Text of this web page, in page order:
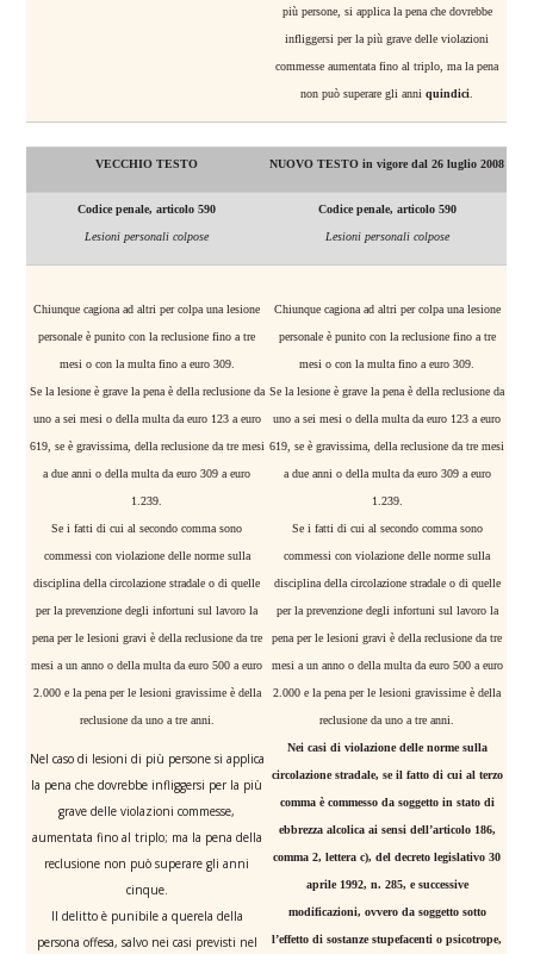
più persone, si applica la pena che dovrebbe
infliggersi per la più grave delle violazioni
commesse aumentata fino al triplo, ma la pena
non può superare gli anniquindici
VECCHIO TESTO NUOVO TESTO in vigore dal 26 luglio 2008
Codice penale, articolo 590
Lesioni personali colpose
Codice penale, articolo 590
Lesioni personali colpose
Chiunque cagiona ad altri per colpa una lesione
personale è punito con la reclusione fino a tre
mesi o con la multa fino a euro 309.
Se la lesione è grave la pena è della reclusione da
uno a sei mesi o della multa da euro 123 a euro
619, se è gravissima, della reclusione da tre mesi
a due anni o della multa da euro 309 a euro
1.239.
Se i fatti di cui al secondo comma sono
commessi con violazione delle norme sulla
disciplina della circolazione stradale o di quelle
per la prevenzione degli infortuni sul lavoro la
pena per le lesioni gravi è della reclusione da tre
mesi a un anno o della multa da euro 500 a euro
2.000 e la pena per le lesioni gravissime è della
reclusione da uno a tre anni.
Nel caso di lesioni di più persone si applica
la pena che dovrebbe infliggersi per la più
grave delle violazioni commesse,
aumentata fino al triplo; ma la pena della
reclusione non può superare gli anni
cinque.
Il delitto è punibile a querela della
persona offesa, salvo nei casi previsti nel
Chiunque cagiona ad altri per colpa una lesione
personale è punito con la reclusione fino a tre
mesi o con la multa fino a euro 309.
Se la lesione è grave la pena è della reclusione da
uno a sei mesi o della multa da euro 123 a euro
619, se è gravissima, della reclusione da tre mesi
a due anni o della multa da euro 309 a euro
1.239.
Se i fatti di cui al secondo comma sono
commessi con violazione delle norme sulla
disciplina della circolazione stradale o di quelle
per la prevenzione degli infortuni sul lavoro la
pena per le lesioni gravi è della reclusione da tre
mesi a un anno o della multa da euro 500 a euro
2.000 e la pena per le lesioni gravissime è della
reclusione da uno a tre anni.
Nei casi di violazione delle norme sulla
circolazione stradale, se il fatto di cui al terzo
comma è commesso da soggetto in stato di
ebbrezza alcolica ai sensi dell’articolo 186,
comma 2, lettera c), del decreto legislativo 30
aprile 1992, n. 285, e successive
modificazioni, ovvero da soggetto sotto
l’effetto di sostanze stupefacenti o psicotrope,